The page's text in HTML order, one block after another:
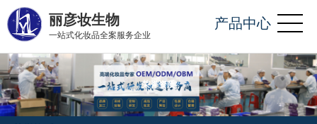
丽彦妆生物
一站式化妆品全案服务企业
产品中心
荣誉资质